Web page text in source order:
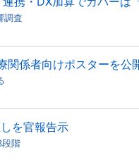
調査
関係者向けポスターを公
を官報告示
段階